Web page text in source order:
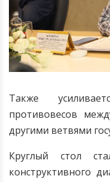
Также
противовесов
другими ветвями
Круглый стол
конструктивного